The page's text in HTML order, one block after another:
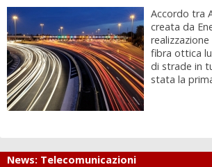
Accordo tra
creata da
fibra ottica
di strade in
stata la
News: Telecomunicazioni